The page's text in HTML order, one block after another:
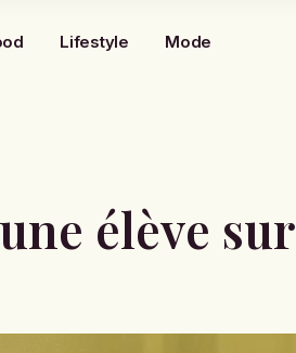
Lifestyle Mode
élève sur